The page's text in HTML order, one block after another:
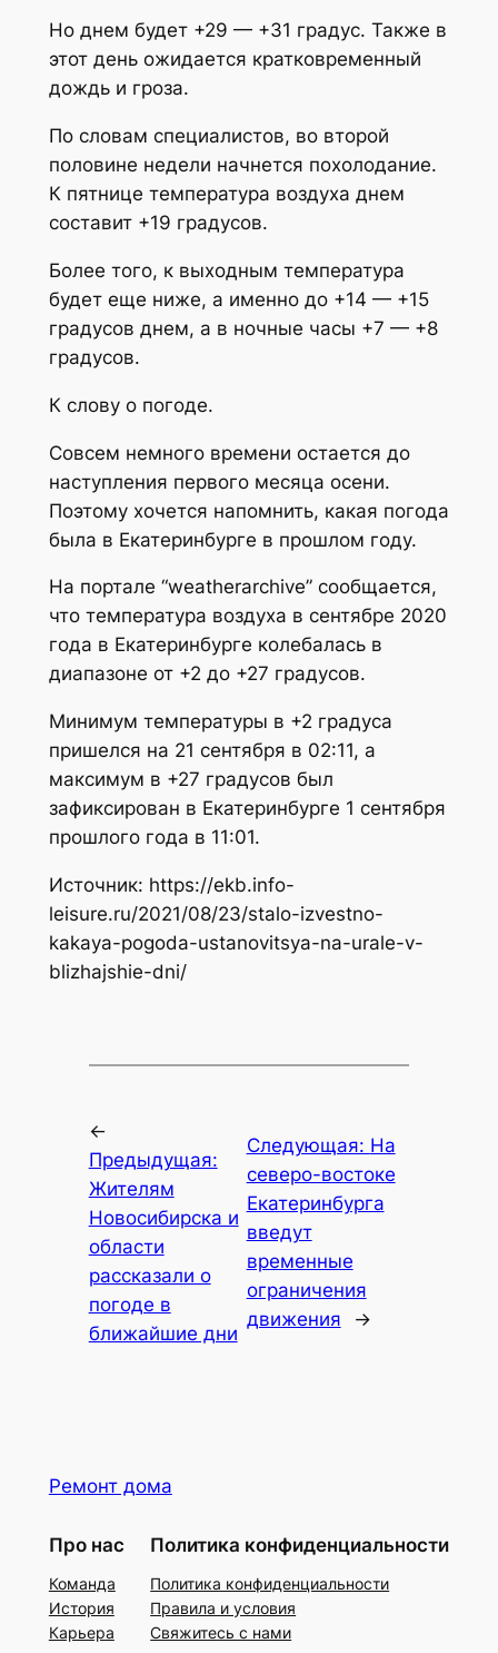
Но днем будет +29 — +31 градус. Также в
этот день ожидается кратковременный
дождь и гроза.
По словам специалистов, во второй
половине недели начнется похолодание.
К пятнице температура воздуха днем
составит +19 градусов.
Более того, к выходным температура
будет еще ниже, а именно до +14 — +15
градусов днем, а в ночные часы +7 — +8
градусов.
К слову о погоде.
Совсем немного времени остается до
наступления первого месяца осени.
Поэтому хочется напомнить, какая погода
была в Екатеринбурге в прошлом году.
На портале “weatherarchive” сообщается,
что температура воздуха в сентябре 2020
года в Екатеринбурге колебалась в
диапазоне от +2 до +27 градусов.
Минимум температуры в +2 градуса
пришелся на 21 сентября в 02:11, а
максимум в +27 градусов был
зафиксирован в Екатеринбурге 1 сентября
прошлого года в 11:01.
Источник: https://ekb.info-
leisure.ru/2021/08/23/stalo-izvestno-
kakaya-pogoda-ustanovitsya-na-urale-v-
blizhajshie-dni/
←
Предыдущая:
Жителям
Новосибирска и
области
рассказали о
погоде в
ближайшие дни
Следующая: На
северо-востоке
Екатеринбурга
введут
временные
ограничения
движения
→
Ремонт дома
Про нас
Команда
История
Карьера
Политика конфиденциальности
Политика конфиденциальности
Правила и условия
Свяжитесь с нами